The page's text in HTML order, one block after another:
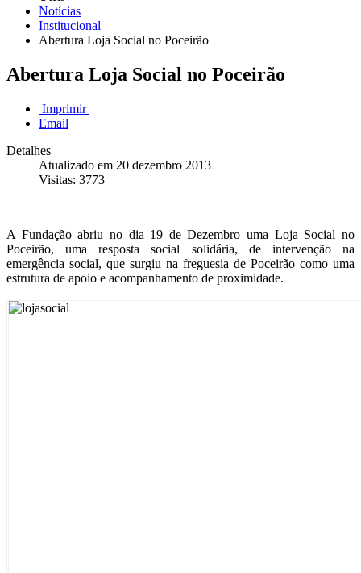
Notícias
Institucional
Abertura Loja Social no Poceirão
Abertura Loja Social no Poceirão
Imprimir
Email
Detalhes
Atualizado em 20 dezembro 2013
Visitas: 3773
A Fundação abriu no dia 19 de Dezembro uma Loja Social no
Poceirão, uma resposta social solidária, de intervenção na
emergência social, que surgiu na freguesia de Poceirão como uma
estrutura de apoio e acompanhamento de proximidade.